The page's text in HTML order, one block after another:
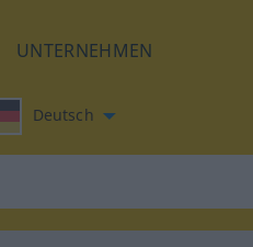
UNTERNEHMEN
Deutsch